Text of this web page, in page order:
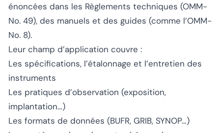
énoncées dans les Règlements techniques (OMM-
No. 49), des manuels et des guides (comme l’OMM-
No. 8).
Leur champ d’application couvre :
Les spécifications, l’étalonnage et l’entretien des
instruments
Les pratiques d’observation (exposition,
implantation…)
Les formats de données (BUFR, GRIB, SYNOP…)